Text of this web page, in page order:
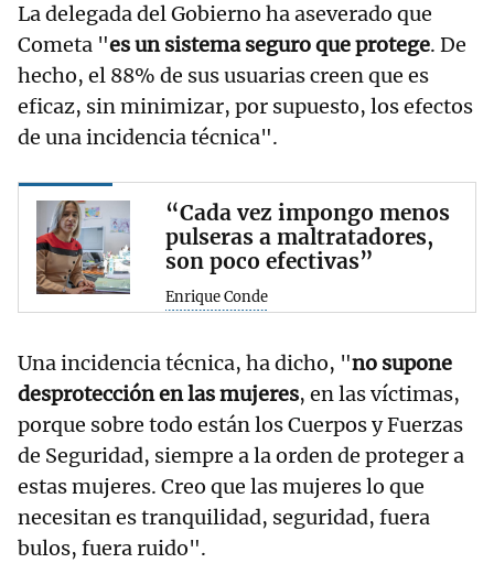
La delegada del Gobierno ha aseverado que
Cometa "es un sistema seguro que protege. De
hecho, el 88% de sus usuarias creen que es
eficaz, sin minimizar, por supuesto, los efectos
de una incidencia técnica".
“Cada vez impongo menos
pulseras a maltratadores,
son poco efectivas”
Enrique Conde
Una incidencia técnica, ha dicho, "no supone
desprotección en las mujeres, en las víctimas,
porque sobre todo están los Cuerpos y Fuerzas
de Seguridad, siempre a la orden de proteger a
estas mujeres. Creo que las mujeres lo que
necesitan es tranquilidad, seguridad, fuera
bulos, fuera ruido".